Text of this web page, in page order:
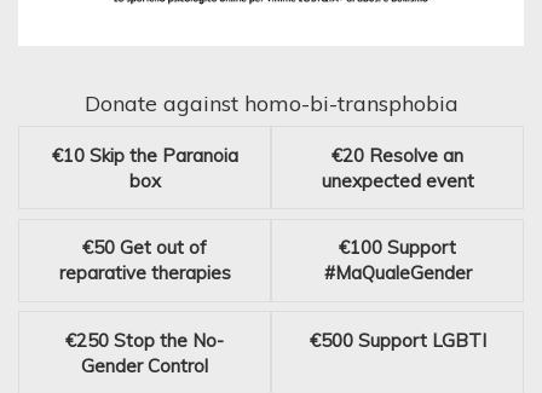
Donate against homo-bi-transphobia
€10 Skip the Paranoia
box
€20 Resolve an
unexpected event
€50 Get out of
reparative therapies
€100 Support
#MaQualeGender
€250 Stop the No-
Gender Control
€500 Support LGBTI